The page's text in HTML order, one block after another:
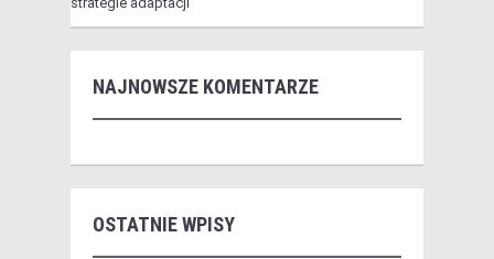
NAJNOWSZE KOMENTARZE
OSTATNIE WPISY